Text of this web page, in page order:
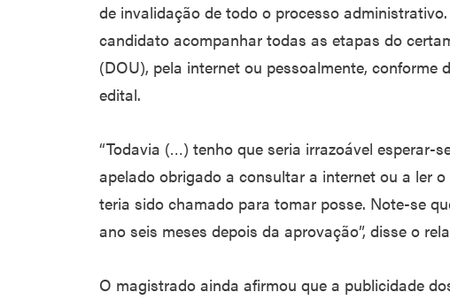
de invalidação de todo o processo
candidato acompanhar todas as etapas do
(DOU), pela internet ou pessoalmente, conforme
edital.
“Todavia (…) tenho que seria irrazoável esperar-
apelado obrigado a consultar a internet ou a ler
teria sido chamado para tomar posse. Note-se
ano seis meses depois da aprovação”, disse o
O magistrado ainda afirmou que a publicidade